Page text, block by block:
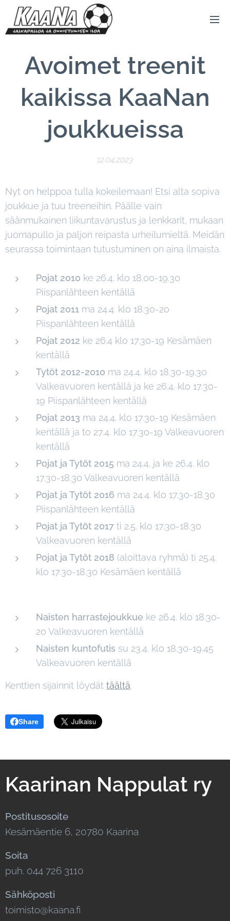
Avoimet treenit
kaikissa KaaNan
joukkueissa
12.04.2023
Nyt on helppoa tulla kokeilemaan! Etsi alta sopiva
joukkue ja tuu treeneihin. Päälle vain
säänmukainen liikuntavarustus ja lenkkarit, mukaan
juomapullo ja paljon reipasta urheilumieltä. Meidän
seurassa toimintaan tutustuminen on aina ilmaista.
Pojat 2010 ke 26.4. klo 18.00-19.30
Piispanlähteen kentällä
Pojat 2011 ma 24.4. klo 18.30-20
Piispanlähteen kentällä
Pojat 2012 ke 26.4 klo 17.30-19 Kesämäen
kentällä
Tytöt 2012-2010 ma 24.4. klo 18.30-19.30
Valkeavuoren kentällä ja ke 26.4. klo 17.30-
19 Piispanlähteen kentällä
Pojat 2013 ma 24.4. klo 17.30-19 Kesämäen
kentällä ja to 27.4. klo 17.30-19 Valkeavuoren
kentällä
Pojat ja Tytöt 2015 ma 24.4. ja ke 26.4. klo
17.30-18.30 Valkeavuoren kentällä
Pojat ja Tytöt 2016 ma 24.4. klo 17.30-18.30
Piispanlähteen kentällä
Pojat ja Tytöt 2017 ti 2.5. klo 17.30-18.30
Valkeavuoren kentällä
Pojat ja Tytöt 2018 (aloittava ryhmä) ti 25.4.
klo 17.30-18.30 Kesämäen kentällä
Naisten harrastejoukkue ke 26.4. klo 18.30-
20 Valkeavuoren kentällä
Naisten kuntofutis su 23.4. klo 18.30-19.45
Valkeavuoren kentällä
Kenttien sijainnit löydät täältä.
Share
Kaarinan Nappulat ry
Postitusosoite
Kesämäentie 6, 20780 Kaarina
Soita
puh. 044 726 3110
Sähköposti
toimisto@kaana.fi